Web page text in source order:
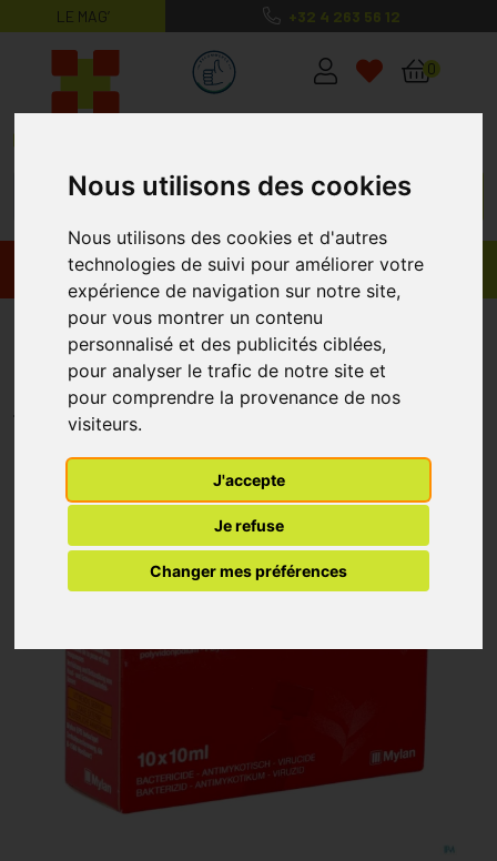
Nous utilisons des cookies
Nous utilisons des cookies et d'autres
technologies de suivi pour améliorer votre
expérience de navigation sur notre site,
pour vous montrer un contenu
personnalisé et des publicités ciblées,
pour analyser le trafic de notre site et
pour comprendre la provenance de nos
visiteurs.
J'accepte
Je refuse
Changer mes préférences
LE MAG’ +32 4 263 56 12
MaPharmacie.be ma santé, mes
0
Promos Produits
Iso Betadine Uniwash 7,5%
10x10ml
ISO BETADINE